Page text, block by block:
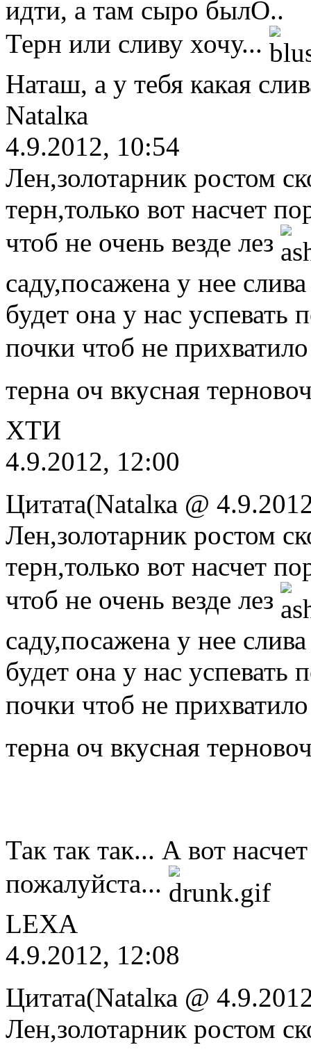
идти, а там сыро былО..
Терн или сливу хочу...
Наташ, а у тебя какая
Natalка
4.9.2012, 10:54
Лен,золотарник ростом
терн,только вот насчет
чтоб не очень везде лез
саду,посажена у нее
будет она у нас успевать
почки чтоб не
терна оч вкусная
ХТИ
4.9.2012, 12:00
Цитата(Natalка @
Лен,золотарник ростом
терн,только вот насчет
чтоб не очень везде лез
саду,посажена у нее
будет она у нас успевать
почки чтоб не
терна оч вкусная
Так так так... А вот
пожалуйста...
LEXA
4.9.2012, 12:08
Цитата(Natalка @
Лен,золотарник ростом